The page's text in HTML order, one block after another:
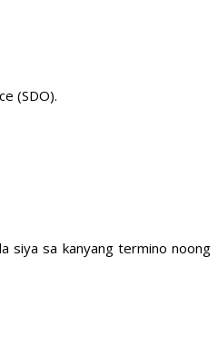
(SDO).
siya sa kanyang termino noong